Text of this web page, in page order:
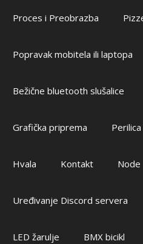
Proces i Preobrazba
Popravak mobitela ili laptopa
Bežične bluetooth slušalice
Grafička priprema
Hvala Kontakt Node
Uređivanje Discord servera
LED žarulje BMX bicikl